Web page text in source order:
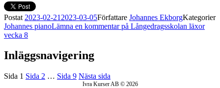
Postat 2023-02-21 2023-03-05Författare Johannes EkborgKategorier
Johannes pianoLämna en kommentarpå Långedragsskolan läxor
vecka 8
Inläggsnavigering
Sida 1 Sida 2 … Sida 9 Nästa sida
Ivra Kurser AB © 2026